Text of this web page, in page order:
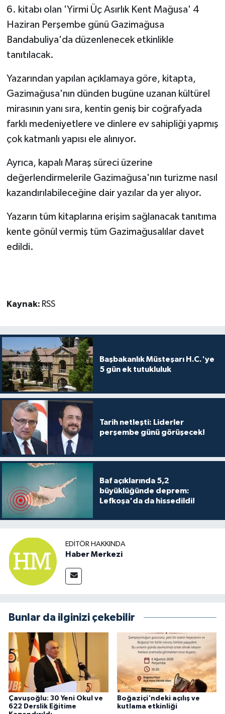
6. kitabı olan 'Yirmi Üç Asırlık Kent Mağusa' 4
Haziran Perşembe günü Gazimağusa
Bandabuliya'da düzenlenecek etkinlikle
tanıtılacak.
Yazarından yapılan açıklamaya göre, kitapta,
Gazimağusa'nın dünden bugüne uzanan kültürel
mirasının yanı sıra, kentin geniş bir coğrafyada
farklı medeniyetlere ve dinlere ev sahipliği yapmış
çok katmanlı yapısı ele alınıyor.
Ayrıca, kapalı Maraş süreci üzerine
değerlendirmelerile Gazimağusa'nın turizme nasıl
kazandırılabileceğine dair yazılar da yer alıyor.
Yazarın tüm kitaplarına erişim sağlanacak tanıtıma
kente gönül vermiş tüm Gazimağusalılar davet
edildi.
Kaynak: RSS
Başbakanlık Müsteşarı H.C.'ye
5 gün ek tutukluluk
Tarih netleşti: Liderler
perşembe günü görüşecek!
Baf açıklarında 5,2
büyüklüğünde deprem:
Lefkoşa'da da hissedildi!
EDITÖR HAKKINDA
Haber Merkezi
Bunlar da ilginizi çekebilir
Çavuşoğlu: 30 Yeni Okul ve
622 Derslik Eğitime
Boğaziçi'ndeki açılış ve
kutlama etkinliği
LAPTA
LEFKOŞA
MAGAZİN
Nöbetçi Eczaneler
ÖZEL HABER
SAĞLIK
SİYASET
SPOR
TATLISU